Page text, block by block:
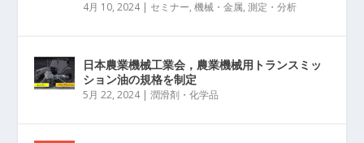
4月 10, 2024| セミナー,機械・金属,測定・分析
日本農業機械工業会，農業機械用トランスミッ
ション油の規格を制定
5月 22, 2024|潤滑剤・化学品